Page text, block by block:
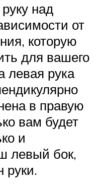
над
от
которую
для вашего
левая рука
в правую
вам будет
и
левый бок,
руки.